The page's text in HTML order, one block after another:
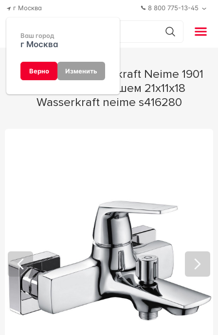
г Москва
Ваш город
г Москва
Верно Изменить
8 800 775-13-45
для ванны с душем 21x11x18
Wasserkraft neime s416280